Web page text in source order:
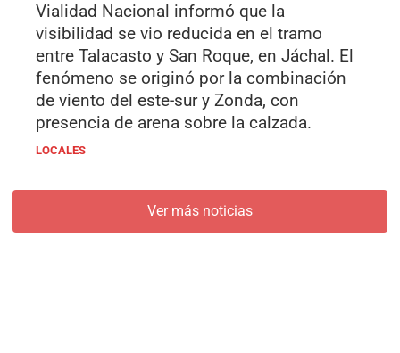
Vialidad Nacional informó que la
visibilidad se vio reducida en el tramo
entre Talacasto y San Roque, en Jáchal. El
fenómeno se originó por la combinación
de viento del este-sur y Zonda, con
presencia de arena sobre la calzada.
LOCALES
Ver más noticias